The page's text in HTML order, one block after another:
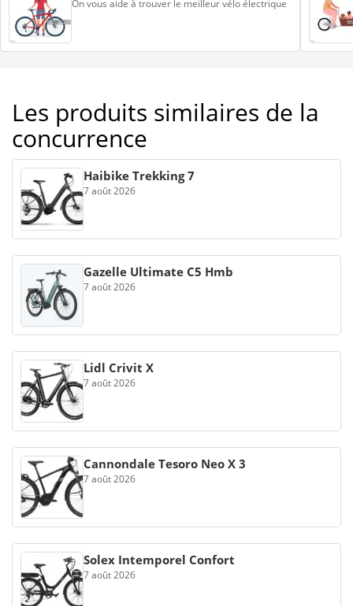
On vous aide à trouver le meilleur vélo électrique
Les produits similaires de la
concurrence
Haibike Trekking 7
7 août 2026
Gazelle Ultimate C5 Hmb
7 août 2026
Lidl Crivit X
7 août 2026
Cannondale Tesoro Neo X 3
7 août 2026
Solex Intemporel Confort
7 août 2026